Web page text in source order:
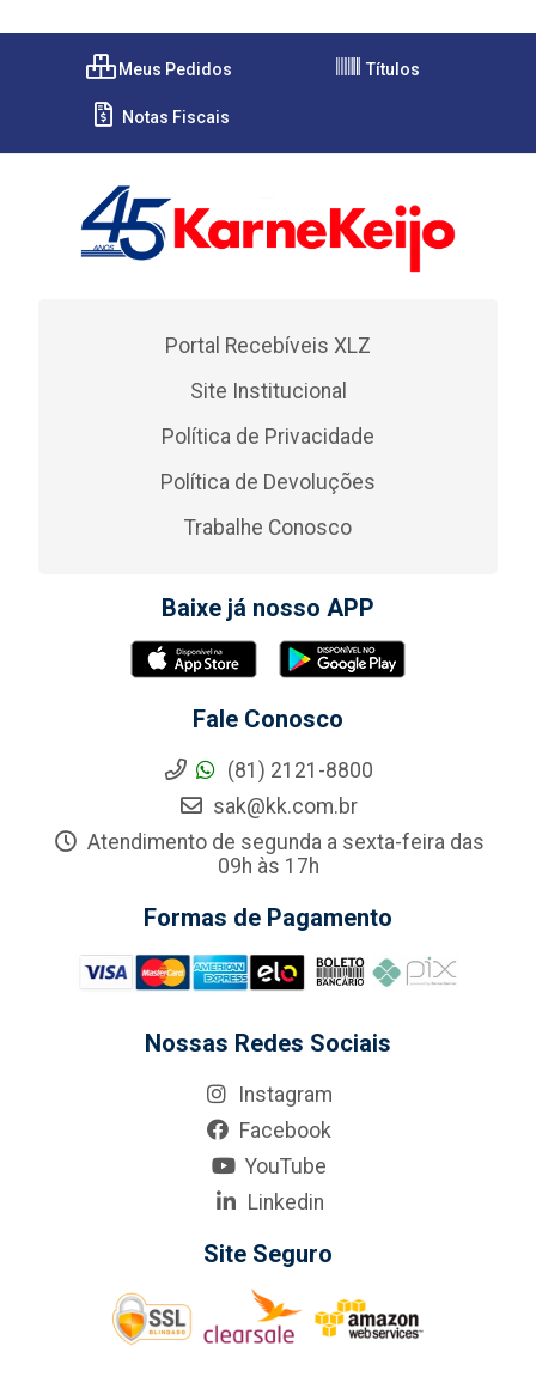
Meus Pedidos Títulos
Notas Fiscais
Portal Recebíveis XLZ
Site Institucional
Política de Privacidade
Política de Devoluções
Trabalhe Conosco
Baixe já nosso APP
Fale Conosco
(81) 2121-8800
sak@kk.com.br
Atendimento de segunda a sexta-feira das
09h às 17h
Formas de Pagamento
Nossas Redes Sociais
Instagram
Facebook
YouTube
Linkedin
Site Seguro